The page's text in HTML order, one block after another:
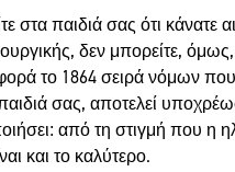
στα παιδιά σας ότι
δεν μπορείτε,
το 1864 σειρά νόμων
σας, αποτελεί
από τη στιγμή που η
και το καλύτερο.